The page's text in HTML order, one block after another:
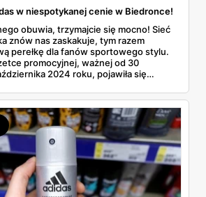
w niespotykanej cenie w Biedronce!
obuwia, trzymajcie się mocno! Sieć
znów nas zaskakuje, tym razem
perełkę dla fanów sportowego stylu.
promocyjnej, ważnej od 30
2024 roku, pojawiła się
atrakcyjnej cenie. Czy to nie
każdego łowcy okazji?